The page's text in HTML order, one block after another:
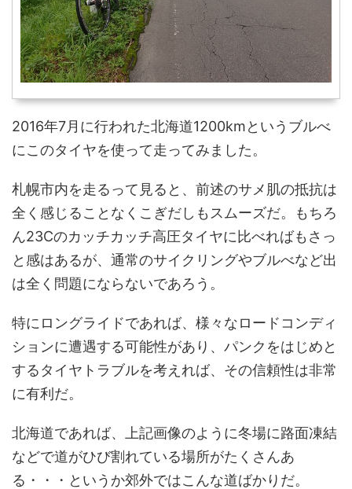
2016年7月に行われた北海道1200kmというブルべ
にこのタイヤを使って走ってみました。
札幌市内を走るって見ると、前述のサメ肌の抵抗は
全く感じることなくこぎだしもスムーズだ。もちろ
ん23Cのカッチカッチ高圧タイヤに比べればもさっ
と感はあるが、通常のサイクリングやブルべなど出
は全く問題にならないであろう。
特にロングライドであれば、様々なロードコンディ
ションに遭遇する可能性があり、パンクをはじめと
するタイヤトラブルを考えれば、その信頼性は非常
に有利だ。
北海道であれば、上記画像のように冬場に路面凍結
などで道がひび割れている場所がたくさんあ
る・・・というか郊外ではこんな道ばかりだ。